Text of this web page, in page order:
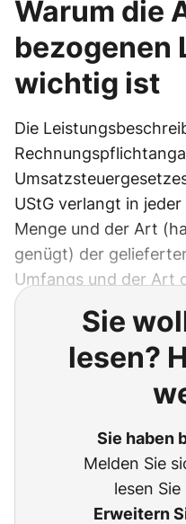
Warum die
bezogenen
wichtig ist
Die
UStG verlangt in
Menge und der Art
genügt) der
Umfangs und der Art
Sie
lesen?
Sie haben
Melden Sie
lesen
Erweitern